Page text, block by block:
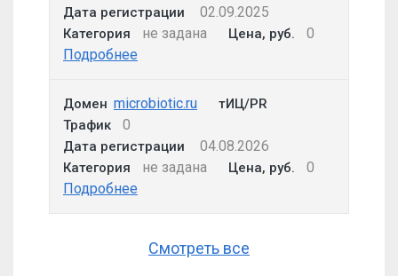
Дата регистрации 02.09.2025
Категория не задана Цена, руб.
0
Подробнее
Домен microbiotic.ru
тИЦ/PR
Трафик
0
Дата регистрации 04.08.2026
Категория не задана Цена, руб.
0
Подробнее
Смотреть все